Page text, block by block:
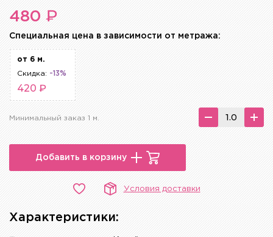
480 ₽
Cпециальная цена в зависимости от метража:
от 6 м.
Скидка: -13%
420 ₽
Минимальный заказ 1 м.
Добавить в корзину
Условия доставки
Характеристики: